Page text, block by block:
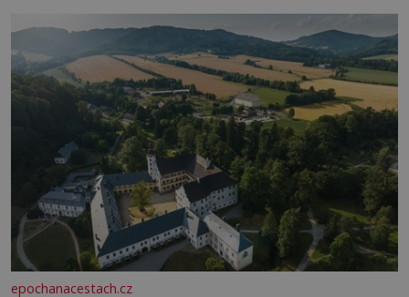
Je to opravdu tak, s věkem jako kdyby se paměť
rozhodla stávkovat. Cvičte
epochanacestach.cz